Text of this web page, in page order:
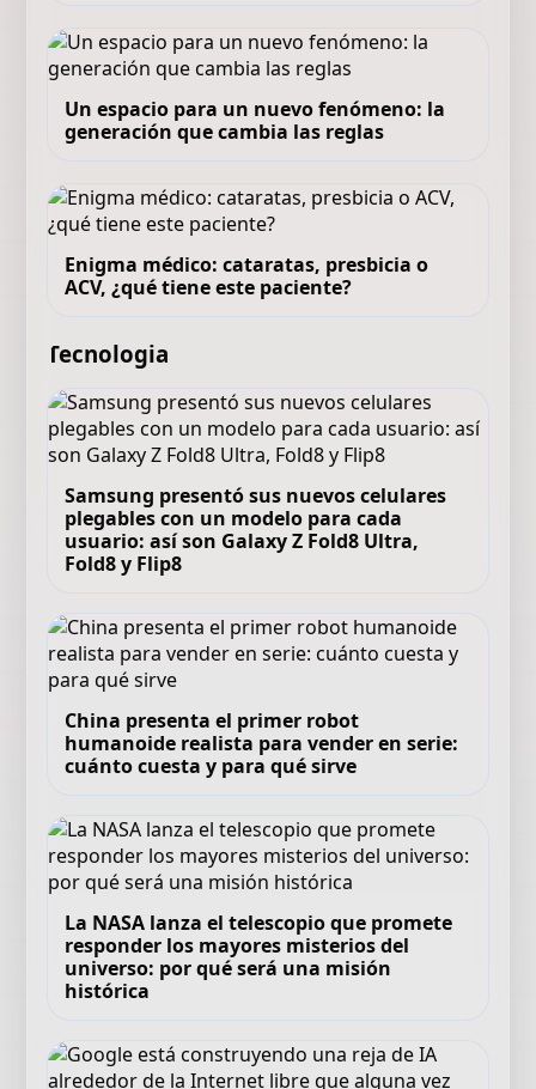
Un espacio para un nuevo fenómeno: la
generación que cambia las reglas
Enigma médico: cataratas, presbicia o
ACV, ¿qué tiene este paciente?
Tecnologia
Samsung presentó sus nuevos celulares
plegables con un modelo para cada
usuario: así son Galaxy Z Fold8 Ultra,
Fold8 y Flip8
China presenta el primer robot
humanoide realista para vender en serie:
cuánto cuesta y para qué sirve
La NASA lanza el telescopio que promete
responder los mayores misterios del
universo: por qué será una misión
histórica